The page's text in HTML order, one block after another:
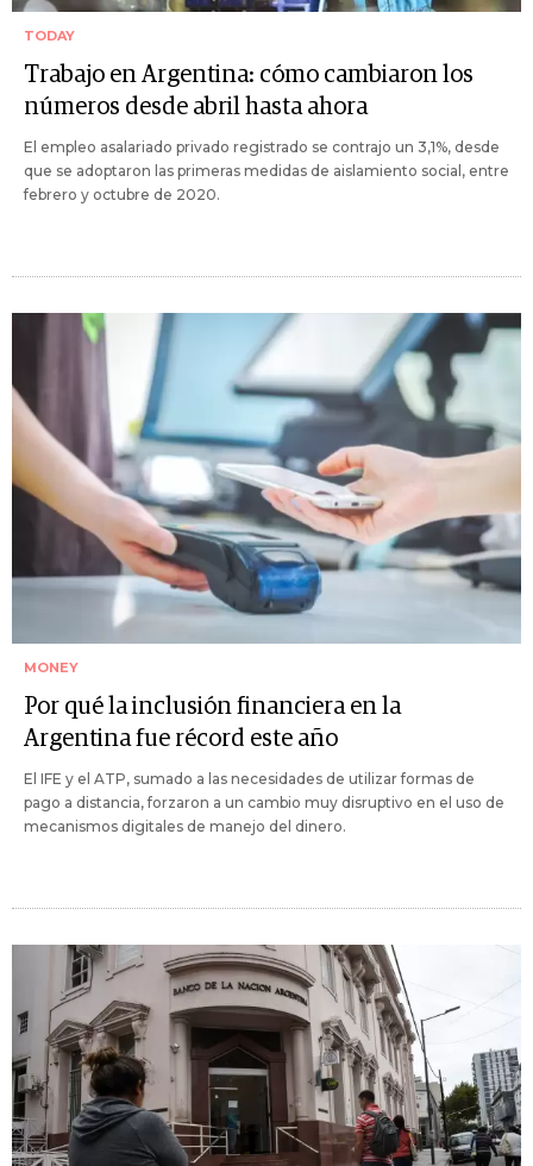
TODAY
Trabajo en Argentina: cómo cambiaron los
números desde abril hasta ahora
El empleo asalariado privado registrado se contrajo un 3,1%, desde
que se adoptaron las primeras medidas de aislamiento social, entre
febrero y octubre de 2020.
MONEY
Por qué la inclusión financiera en la
Argentina fue récord este año
El IFE y el ATP, sumado a las necesidades de utilizar formas de
pago a distancia, forzaron a un cambio muy disruptivo en el uso de
mecanismos digitales de manejo del dinero.